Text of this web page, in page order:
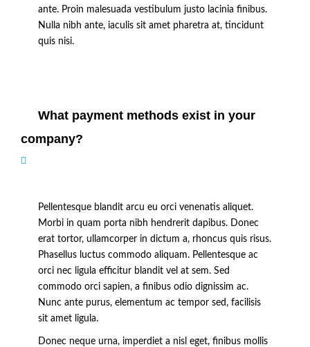
ante. Proin malesuada vestibulum justo lacinia finibus.
Nulla nibh ante, iaculis sit amet pharetra at, tincidunt
quis nisi.
What payment methods exist in your
company?
Pellentesque blandit arcu eu orci venenatis aliquet.
Morbi in quam porta nibh hendrerit dapibus. Donec
erat tortor, ullamcorper in dictum a, rhoncus quis risus.
Phasellus luctus commodo aliquam. Pellentesque ac
orci nec ligula efficitur blandit vel at sem. Sed
commodo orci sapien, a finibus odio dignissim ac.
Nunc ante purus, elementum ac tempor sed, facilisis
sit amet ligula.
Donec neque urna, imperdiet a nisl eget, finibus mollis